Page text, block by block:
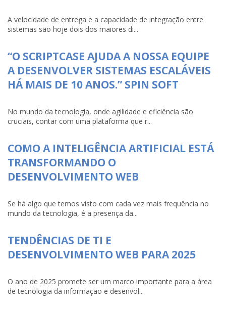
A velocidade de entrega e a capacidade de integração entre
sistemas são hoje dois dos maiores di...
“O SCRIPTCASE AJUDA A NOSSA EQUIPE
A DESENVOLVER SISTEMAS ESCALÁVEIS
HÁ MAIS DE 10 ANOS.” SPIN SOFT
No mundo da tecnologia, onde agilidade e eficiência são
cruciais, contar com uma plataforma que r...
COMO A INTELIGÊNCIA ARTIFICIAL ESTÁ
TRANSFORMANDO O
DESENVOLVIMENTO WEB
Se há algo que temos visto com cada vez mais frequência no
mundo da tecnologia, é a presença da...
TENDÊNCIAS DE TI E
DESENVOLVIMENTO WEB PARA 2025
O ano de 2025 promete ser um marco importante para a área
de tecnologia da informação e desenvol...